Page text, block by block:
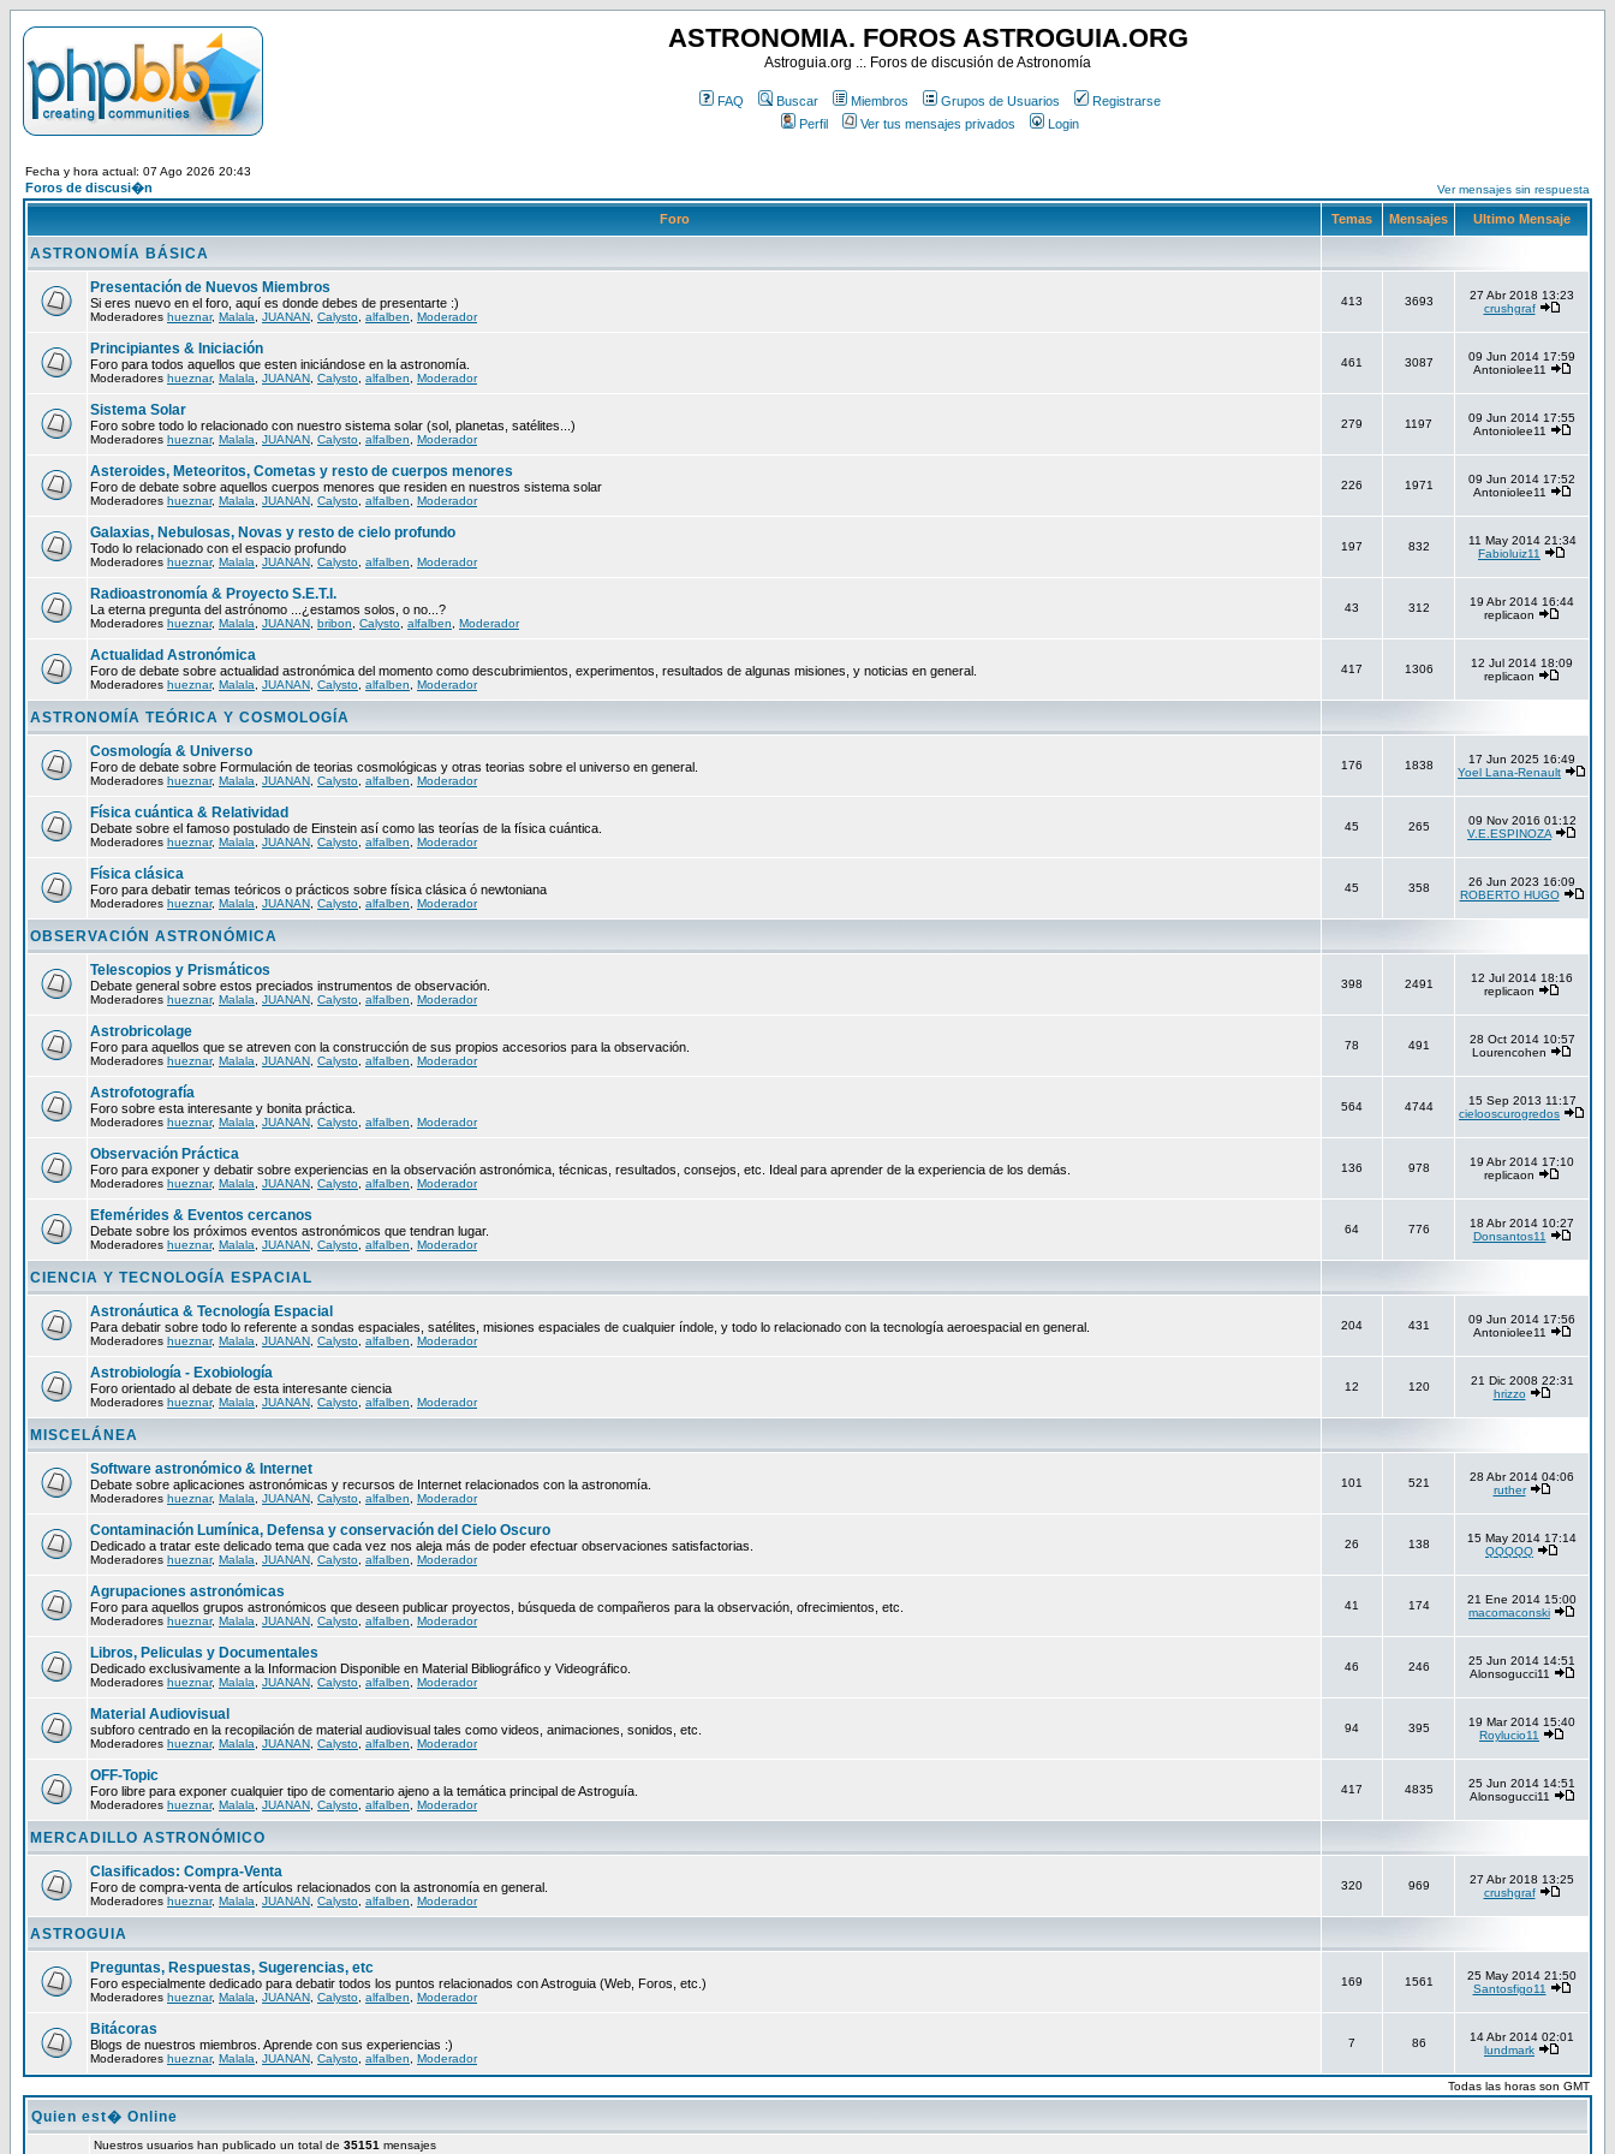
ASTRONOMIA. FOROS ASTROGUIA.ORG
Astroguia.org .:. Foros de discusión de Astronomía
FAQ Buscar Miembros Grupos de Usuarios
Registrarse
Perfil
Ver tus mensajes privados Login
Fecha y hora actual: 07 Ago 2026 20:43
Foros de discusi�n Ver mensajes sin respuesta
Foro Temas Mensajes Ultimo Mensaje
ASTRONOMÍA BÁSICA
Presentación de Nuevos Miembros
Si eres nuevo en el foro, aquí es donde debes de presentarte :)
Moderadores hueznar, Malala JUANAN Calysto alfalben Moderador
413 3693
27 Abr 2018 13:23
crushgraf
Principiantes & Iniciación
Foro para todos aquellos que esten iniciándose en la astronomía.
Moderadores hueznar, Malala JUANAN Calysto alfalben Moderador
461 3087
09 Jun 2014 17:59
Antoniolee11
Sistema Solar
Foro sobre todo lo relacionado con nuestro sistema solar (sol, planetas, satélites...)
Moderadores hueznar, Malala JUANAN Calysto alfalben Moderador
279 1197
09 Jun 2014 17:55
Antoniolee11
Asteroides, Meteoritos, Cometas y resto de cuerpos menores
Foro de debate sobre aquellos cuerpos menores que residen en nuestros sistema solar
Moderadores hueznar, Malala JUANAN Calysto alfalben Moderador
226 1971
09 Jun 2014 17:52
Antoniolee11
Galaxias, Nebulosas, Novas y resto de cielo profundo
Todo lo relacionado con el espacio profundo
Moderadores hueznar, Malala JUANAN Calysto alfalben Moderador
197 832
11 May 2014 21:34
Fabioluiz11
Radioastronomía & Proyecto S.E.T.I.
La eterna pregunta del astrónomo ...¿estamos solos, o no...?
Moderadores hueznar, Malala JUANAN bribon Calysto alfalben Moderador
43 312
19 Abr 2014 16:44
replicaon
Actualidad Astronómica
Foro de debate sobre actualidad astronómica del momento como descubrimientos, experimentos, resultados de algunas misiones, y noticias en general.
Moderadores hueznar, Malala JUANAN Calysto alfalben Moderador
417 1306
12 Jul 2014 18:09
replicaon
ASTRONOMÍA TEÓRICA Y COSMOLOGÍA
Cosmología & Universo
Foro de debate sobre Formulación de teorias cosmológicas y otras teorias sobre el universo en general.
Moderadores hueznar, Malala JUANAN Calysto alfalben Moderador
176 1838
17 Jun 2025 16:49
Yoel Lana-Renault
Física cuántica & Relatividad
Debate sobre el famoso postulado de Einstein así como las teorías de la física cuántica.
Moderadores hueznar, Malala JUANAN Calysto alfalben Moderador
45 265
09 Nov 2016 01:12
V.E.ESPINOZA
Física clásica
Foro para debatir temas teóricos o prácticos sobre física clásica ó newtoniana
Moderadores hueznar, Malala JUANAN Calysto alfalben Moderador
45 358
26 Jun 2023 16:09
ROBERTO HUGO
OBSERVACIÓN ASTRONÓMICA
Telescopios y Prismáticos
Debate general sobre estos preciados instrumentos de observación.
Moderadores hueznar, Malala JUANAN Calysto alfalben Moderador
398 2491
12 Jul 2014 18:16
replicaon
Astrobricolage
Foro para aquellos que se atreven con la construcción de sus propios accesorios para la observación.
Moderadores hueznar, Malala JUANAN Calysto alfalben Moderador
78 491
28 Oct 2014 10:57
Lourencohen
Astrofotografía
Foro sobre esta interesante y bonita práctica.
Moderadores hueznar, Malala JUANAN Calysto alfalben Moderador
564 4744
15 Sep 2013 11:17
cielooscurogredos
Observación Práctica
Foro para exponer y debatir sobre experiencias en la observación astronómica, técnicas, resultados, consejos, etc. Ideal para aprender de la experiencia de los demás.
Moderadores hueznar, Malala JUANAN Calysto alfalben Moderador
136 978
19 Abr 2014 17:10
replicaon
Efemérides & Eventos cercanos
Debate sobre los próximos eventos astronómicos que tendran lugar.
Moderadores hueznar, Malala JUANAN Calysto alfalben Moderador
64 776
18 Abr 2014 10:27
Donsantos11
CIENCIA Y TECNOLOGÍA ESPACIAL
Astronáutica & Tecnología Espacial
Para debatir sobre todo lo referente a sondas espaciales, satélites, misiones espaciales de cualquier índole, y todo lo relacionado con la tecnología aeroespacial en general.
Moderadores hueznar, Malala JUANAN Calysto alfalben Moderador
204 431
09 Jun 2014 17:56
Antoniolee11
Astrobiología - Exobiología
Foro orientado al debate de esta interesante ciencia
Moderadores hueznar, Malala JUANAN Calysto alfalben Moderador
12 120
21 Dic 2008 22:31
hrizzo
MISCELÁNEA
Software astronómico & Internet
Debate sobre aplicaciones astronómicas y recursos de Internet relacionados con la astronomía.
Moderadores hueznar, Malala JUANAN Calysto alfalben Moderador
101 521
28 Abr 2014 04:06
ruther
Contaminación Lumínica, Defensa y conservación del Cielo Oscuro
Dedicado a tratar este delicado tema que cada vez nos aleja más de poder efectuar observaciones satisfactorias.
Moderadores hueznar, Malala JUANAN Calysto alfalben Moderador
26 138
15 May 2014 17:14
QQQQQ
Agrupaciones astronómicas
Foro para aquellos grupos astronómicos que deseen publicar proyectos, búsqueda de compañeros para la observación, ofrecimientos, etc.
Moderadores hueznar, Malala JUANAN Calysto alfalben Moderador
41 174
21 Ene 2014 15:00
macomaconski
Libros, Peliculas y Documentales
Dedicado exclusivamente a la Informacion Disponible en Material Bibliográfico y Videográfico.
Moderadores hueznar, Malala JUANAN Calysto alfalben Moderador
46 246
25 Jun 2014 14:51
Alonsogucci11
Material Audiovisual
subforo centrado en la recopilación de material audiovisual tales como videos, animaciones, sonidos, etc.
Moderadores hueznar, Malala JUANAN Calysto alfalben Moderador
94 395
19 Mar 2014 15:40
Roylucio11
OFF-Topic
Foro libre para exponer cualquier tipo de comentario ajeno a la temática principal de Astroguía.
Moderadores hueznar, Malala JUANAN Calysto alfalben Moderador
417 4835
25 Jun 2014 14:51
Alonsogucci11
MERCADILLO ASTRONÓMICO
Clasificados: Compra-Venta
Foro de compra-venta de artículos relacionados con la astronomía en general.
Moderadores hueznar, Malala JUANAN Calysto alfalben Moderador
320 969
27 Abr 2018 13:25
crushgraf
ASTROGUIA
Preguntas, Respuestas, Sugerencias, etc
Foro especialmente dedicado para debatir todos los puntos relacionados con Astroguia (Web, Foros, etc.)
Moderadores hueznar, Malala JUANAN Calysto alfalben Moderador
169 1561
25 May 2014 21:50
Santosfigo11
Bitácoras
Blogs de nuestros miembros. Aprende con sus experiencias :)
Moderadores hueznar, Malala JUANAN Calysto alfalben Moderador
7 86
14 Abr 2014 02:01
lundmark
Todas las horas son GMT
Quien est� Online
Nuestros usuarios han publicado un total de 35151 mensajes